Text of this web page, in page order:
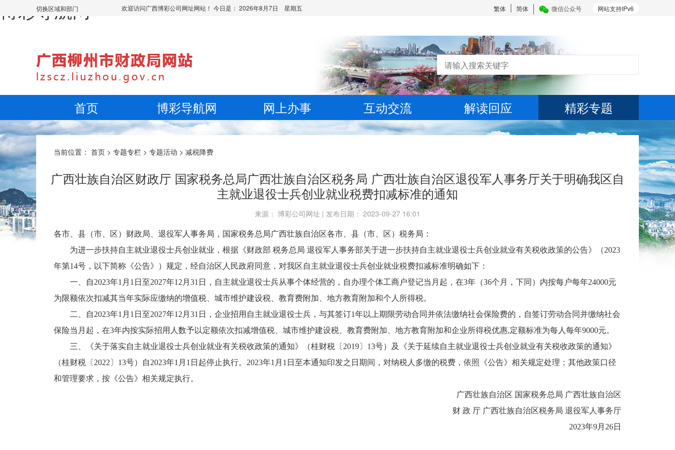
博彩导航网
切换区域和部门 网站支持IPv6
繁体 简体 微信公众号
欢迎访问广西博彩公司网址网站！ 今日是： 2026年8月7日 星期五
首页 博彩导航网 网上办事 互动交流 解读回应 精彩专题
当前位置： 首页 > 专题专栏 > 专题活动 > 减税降费
广西壮族自治区财政厅 国家税务总局广西壮族自治区税务局 广西壮族自治区退役军人事务厅关于明确我区自
主就业退役士兵创业就业税费扣减标准的通知
来源： 博彩公司网址 | 发布日期： 2023-09-27 16:01
各市、县（市、区）财政局、退役军人事务局，国家税务总局广西壮族自治区各市、县（市、区）税务局：
为进一步扶持自主就业退役士兵创业就业，根据《财政部 税务总局 退役军人事务部关于进一步扶持自主就业退役士兵创业就业有关税收政策的公告》（2023
年第14号，以下简称《公告》）规定，经自治区人民政府同意，对我区自主就业退役士兵创业就业税费扣减标准明确如下：
一、自2023年1 月 1 日至2027年12 月 31 日，自主就业退役士兵从事个体经营的，自办理个体工商户登记当月起，在3年（36个月，下同）内按每户每年24000元
为限额依次扣减其当年实际应缴纳的增值税、城市维护建设税、教育费附加、地方教育附加和个人所得税。
二、自2023年1 月 1 日至2027年12 月 31 日，企业招用自主就业退役士兵，与其签订1年以上期限劳动合同并依法缴纳社会保险费的，自签订劳动合同并缴纳社会
保险当月起，在3年内按实际招用人数予以定额依次扣减增值税、城市维护建设税、教育费附加、地方教育附加和企业所得税优惠,定额标准为每人每年9000元。
三、《关于落实自主就业退役士兵创业就业有关税收政策的通知》（桂财税〔 2019〕 13号）及《关于延续自主就业退役士兵创业就业有关税收政策的通知》
（桂财税〔 2022 〕 13号）自2023年1 月 1 日起停止执行。 2023年1 月 1 日至本通知印发之日期间，对纳税人多缴的税费，依照《公告》相关规定处理；其他政策口径
和管理要求，按《公告》相关规定执行。
广西壮族自治区 国家税务总局 广西壮族自治区
财 政 厅 广西壮族自治区税务局 退役军人事务厅
2023年9月 26日